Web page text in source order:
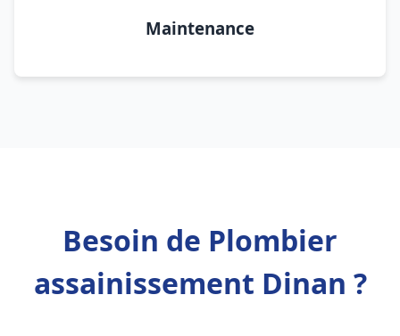
Maintenance
Besoin de Plombier
assainissement Dinan ?